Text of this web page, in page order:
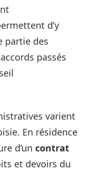
d’y
partie des
passés
varient
En résidence
d’un contrat
et devoirs du